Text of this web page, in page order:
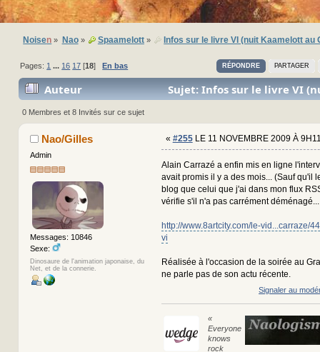
Noisen » Nao» Spaamelott» Infos sur le livre VI (nuit Kaamelott au
RÉPONDRE PARTAGER
Pages: 1 ... 16 17 [18]En bas
Auteur
Sujet: Infos sur le livre VI
au Grand Rex) (Lu 664187 fois)
0 Membres et 8 Invités sur ce sujet
Nao/Gilles
Admin
Messages: 10846
Sexe:
Dinosaure de l'animation japonaise, du
Net, et de la connerie.
« #255LE 11 NOVEMBRE 2009 À
Alain Carrazé a enfin mis en ligne
avait promis il y a des mois... (Sauf qu'il
blog que celui que j'ai dans mon flux
vérifie s'il n'a pas carrément
http://www.8artcity.com/le-vid...carraze/
vi
Réalisée à l'occasion de la soirée au
ne parle pas de son actu récente.
Signaler au
«
Everyone
knows
rock